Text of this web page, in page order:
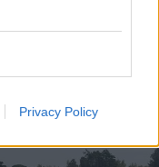
Privacy Policy